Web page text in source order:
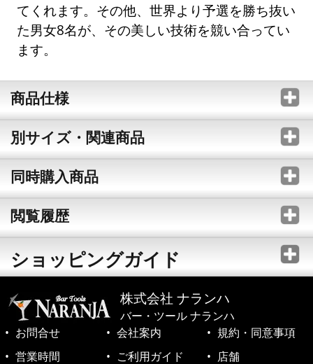
てくれます。その他、世界より予選を勝ち抜い
た男女8名が、その美しい技術を競い合ってい
ます。
商品仕様
別サイズ・関連商品
同時購入商品
閲覧履歴
ショッピングガイド
株式会社 ナランハ
バー・ツール ナランハ
お問合せ
会社案内
規約・同意事項
営業時間
ご利用ガイド 店舗